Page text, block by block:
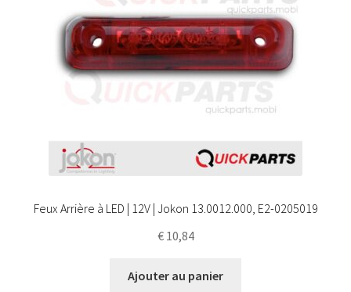
Feux Arrière à LED | 12V | Jokon 13.0012.000, E2-0205019
€10,84
Ajouter au panier